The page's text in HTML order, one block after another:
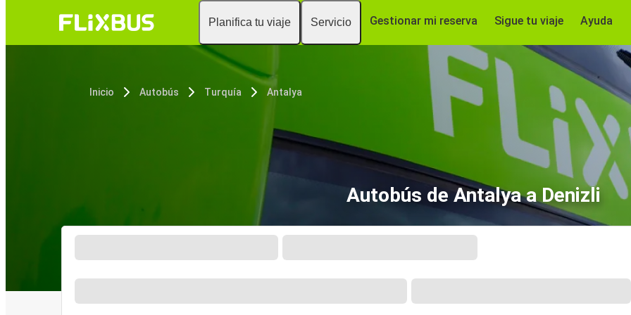
Planifica tu viaje Servicio Gestionar mi reserva Sigue tu viaje Ayuda
Inicio Autobús Turquía Antalya
Autobús de Antalya a Denizli